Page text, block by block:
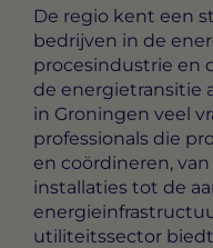
De regio kent een
bedrijven in de
procesindustrie en
de energietransitie
in Groningen veel
professionals die
en coördineren,
installaties tot de
utiliteitssector